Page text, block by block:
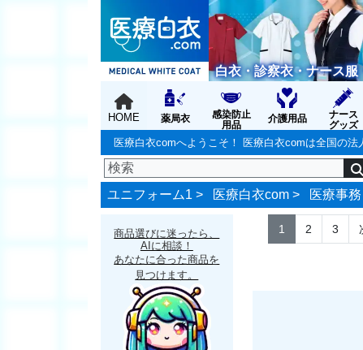
白衣・診察衣・ナース服
HOME 薬局衣
感染防止
用品
介護用品
ナース
グッズ
医療白衣comへようこそ！ 医療白衣comは全国の
ユニフォーム1 > 医療白衣com > 医療事
商品選びに迷ったら、
AIに相談！
あなたに合った商品を
見つけます。
1 2 3